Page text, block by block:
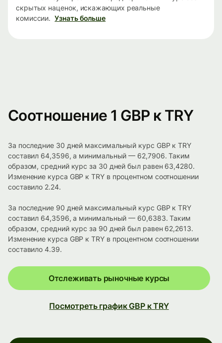
скрытых наценок, искажающих реальные
комиссии. Узнать больше
Соотношение 1 GBP к TRY
За последние 30 дней максимальный курс GBP к TRY
составил 64,3596, а минимальный — 62,7906. Таким
образом, средний курс за 30 дней был равен 63,4280.
Изменение курса GBP к TRY в процентном соотношении
составило 2.24.
За последние 90 дней максимальный курс GBP к TRY
составил 64,3596, а минимальный — 60,6383. Таким
образом, средний курс за 90 дней был равен 62,2613.
Изменение курса GBP к TRY в процентном соотношении
составило 4.39.
Отслеживать рыночные курсы
Посмотреть график GBP к TRY